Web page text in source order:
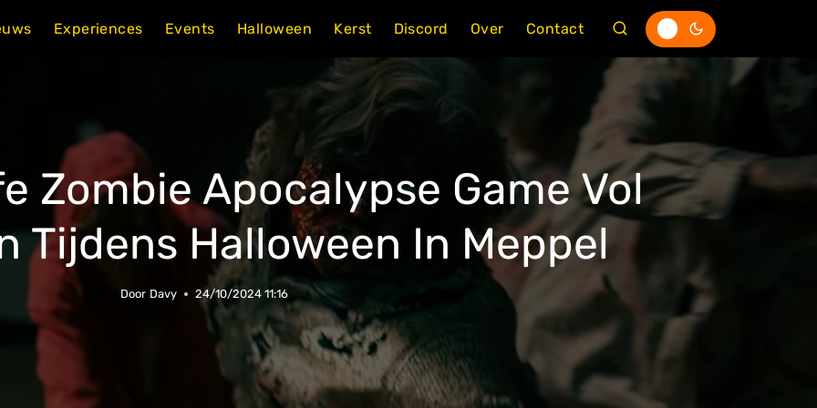
Experiences Events Halloween Kerst Discord Over Contact
Zombie Apocalypse Game Vol
Tijdens Halloween In Meppel
Door Davy 24/10/2024 11:16